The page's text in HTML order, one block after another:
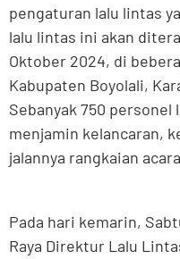
pengaturan lalu lintas
lalu lintas ini akan
Oktober 2024, di
Kabupaten Boyolali,
Sebanyak 750
menjamin kelancaran,
jalannya rangkaian
Pada hari kemarin,
Raya Direktur Lalu